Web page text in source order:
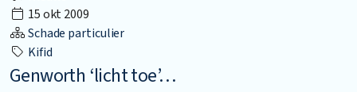
15 okt 2009
Schade particulier
Kifid
Genworth ‘licht toe’…